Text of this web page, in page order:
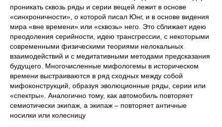
проникать сквозь ряды и серии вещей лежит в основе
«синхроничности», о которой писал Юнг, и в основе видения
мира «вне времени» или «сквозь» него. Это сближает идею
преодоления серийности, идею трансгрессии, с некоторыми
современными физическими теориями нелокальных
взаимодействий и с медитативными методами предсказания
будущего. Многочисленные мифологемы в историческом
времени выстраиваются в ряд сходных между собой
мифоконструкций, образуя эволюционные ряды, серии или
«спектры». Аналогично тому, как автомобиль повторяет
семиотически экипаж, а экипаж – повторяет античные
носилки или колесницу